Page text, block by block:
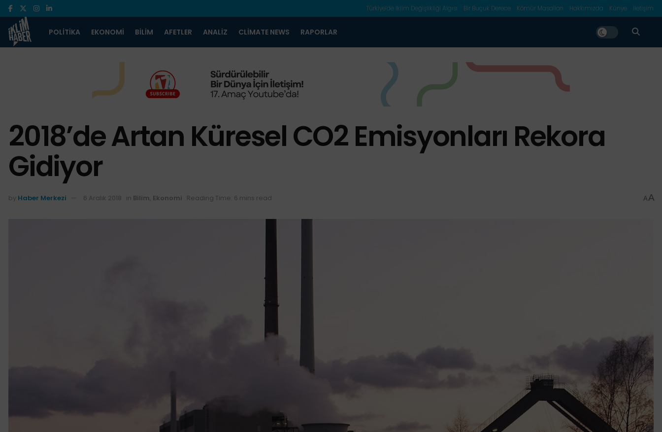
Türkiye’de İklim Değişlikliği Algısı Bir Buçuk Derece Kömür Masalları Hakkımızda Künye İletişim
POLITIKA EKONOMI BILIM AFETLER ANALIZ CLIMATE NEWS RAPORLAR
2018’de Artan Küresel CO2 Emisyonları Rekora
Gidiyor
by Haber Merkezi 6 Aralık 2018 in Bilim Ekonomi Reading Time: 6 mins read AA